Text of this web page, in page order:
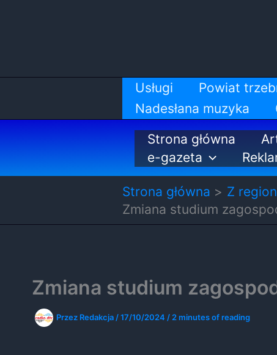
Usługi Powiat
Nadesłana muzyka
Strona główna
e-gazeta
Strona główna
Z
Zmiana studium
Zmiana studium
Przez Redakcja /17/10/2024 / 2 minutes of reading